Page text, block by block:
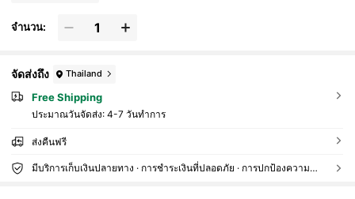
จำนวน:
จัดส่งถึง Thailand
Free Shipping
ประมาณวันจัดส่ง: 4-7 วันทำการ
ส่งคืนฟรี
มีบริการเก็บเงินปลายทาง · การชำระเงินที่ปลอดภัย · การปกป้องความเป็นส่วนตัว